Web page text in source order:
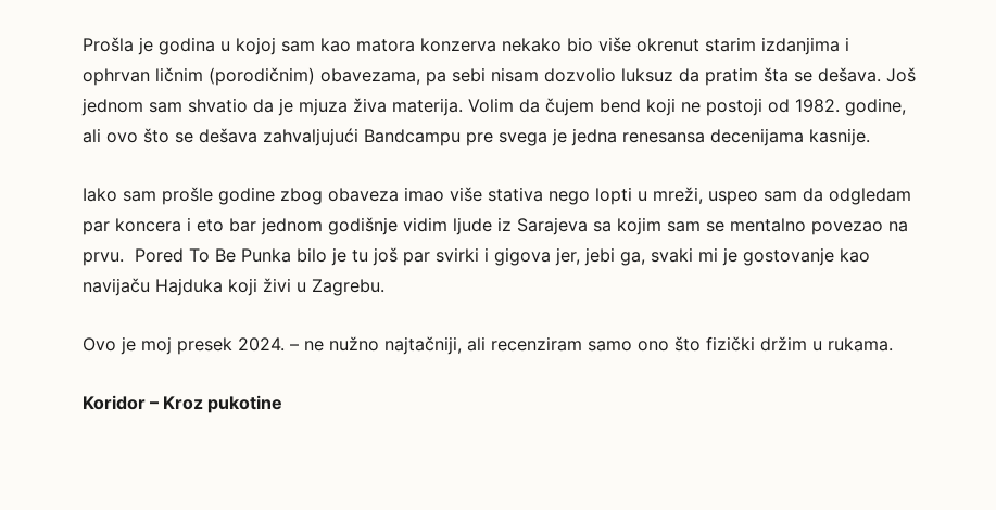
Prošla je godina u kojoj sam kao matora konzerva nekako bio više okrenut starim izdanjima i
ophrvan ličnim (porodičnim) obavezama, pa sebi nisam dozvolio luksuz da pratim šta se dešava. Još
jednom sam shvatio da je mjuza živa materija. Volim da čujem bend koji ne postoji od 1982. godine,
ali ovo što se dešava zahvaljujući Bandcampu pre svega je jedna renesansa decenijama kasnije.
Iako sam prošle godine zbog obaveza imao više stativa nego lopti u mreži, uspeo sam da odgledam
par koncera i eto bar jednom godišnje vidim ljude iz Sarajeva sa kojim sam se mentalno povezao na
prvu. Pored To Be Punka bilo je tu još par svirki i gigova jer, jebi ga, svaki mi je gostovanje kao
navijaču Hajduka koji živi u Zagrebu.
Ovo je moj presek 2024. – ne nužno najtačniji, ali recenziram samo ono što fizički držim u rukama.
Koridor – Kroz pukotine